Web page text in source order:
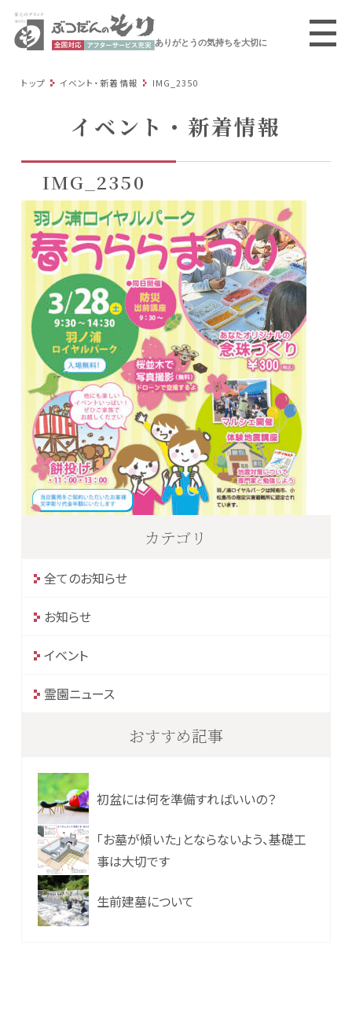
ありがとうの気持ちを大切に
トップ イベント・新着情報 IMG_2350
イベント・新着情報
IMG_2350
カテゴリ
全てのお知らせ
お知らせ
イベント
霊園ニュース
おすすめ記事
初盆には何を準備すればいいの？
「お墓が傾いた」とならないよう、基礎工
事は大切です
生前建墓について